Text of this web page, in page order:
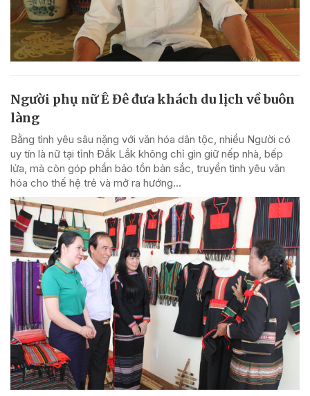
Người phụ nữ Ê Đê đưa khách du lịch về buôn
làng
Bằng tình yêu sâu nặng với văn hóa dân tộc, nhiều Người có
uy tín là nữ tại tỉnh Đắk Lắk không chỉ gìn giữ nếp nhà, bếp
lửa, mà còn góp phần bảo tồn bản sắc, truyền tình yêu văn
hóa cho thế hệ trẻ và mở ra hướng...